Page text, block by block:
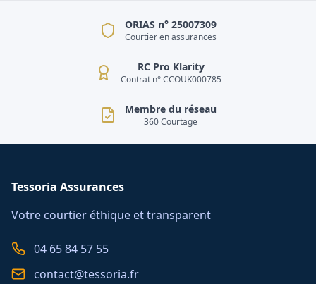
ORIAS n° 25007309
Courtier en assurances
RC Pro Klarity
Contrat n° CCOUK000785
Membre du réseau
360 Courtage
Tessoria Assurances
Votre courtier éthique et transparent
04 65 84 57 55
contact@tessoria.fr